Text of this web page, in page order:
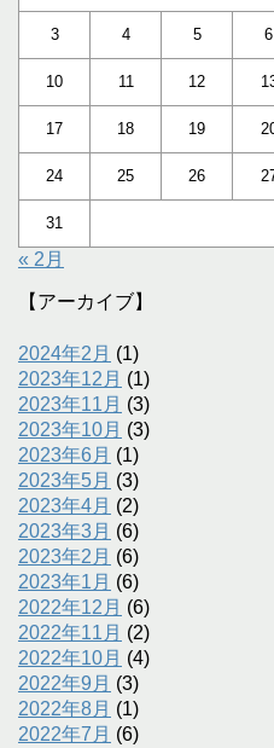
3 4 5 6
10 11 12
17 18 19
24 25 26
31
« 2月
【アーカイブ】
2024年2月 (1)
2023年12月 (1)
2023年11月 (3)
2023年10月 (3)
2023年6月 (1)
2023年5月 (3)
2023年4月 (2)
2023年3月 (6)
2023年2月 (6)
2023年1月 (6)
2022年12月 (6)
2022年11月 (2)
2022年10月 (4)
2022年9月 (3)
2022年8月 (1)
2022年7月 (6)